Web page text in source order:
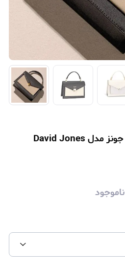
کیف دستی زنانه دیوید جونز مدل David Jones
ناموجود